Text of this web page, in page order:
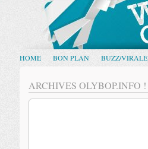
HOME BON PLAN BUZZ/VIRALE
ARCHIVES OLYBOP.INFO !